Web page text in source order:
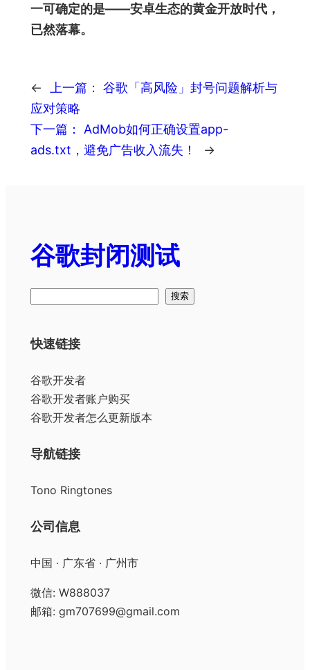
一可确定的是——安卓生态的黄金开放时代，
已然落幕。
← 上一篇：
谷歌「高风险」封号问题解析与
应对策略
下一篇：
AdMob如何正确设置app-
ads.txt，避免广告收入流失！
→
谷歌封闭测试
搜索
快速链接
谷歌开发者
谷歌开发者账户购买
谷歌开发者怎么更新版本
导航链接
Tono Ringtones
公司信息
中国 · 广东省 · 广州市
微信: W888037
邮箱: gm707699@gmail.com